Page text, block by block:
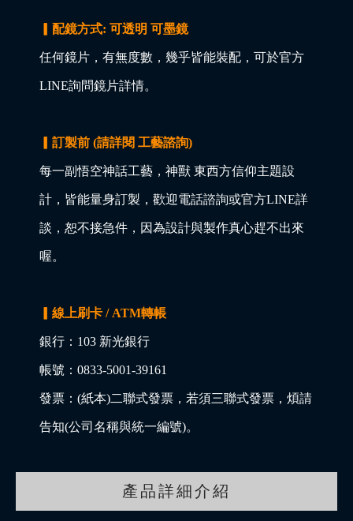
▎配鏡方式: 可透明 可墨鏡
任何鏡片，有無度數，幾乎皆能裝配，可於官方
LINE詢問鏡片詳情。
▎訂製前 (請詳閱 工藝諮詢)
每一副悟空神話工藝，神獸 東西方信仰主題設
計，皆能量身訂製，歡迎電話諮詢或官方LINE詳
談，恕不接急件，因為設計與製作真心趕不出來
喔。
▎線上刷卡 / ATM轉帳
銀行：103 新光銀行
帳號：0833-5001-39161
發票：(紙本)二聯式發票，若須三聯式發票，煩請
告知(公司名稱與統一編號)。
產品詳細介紹